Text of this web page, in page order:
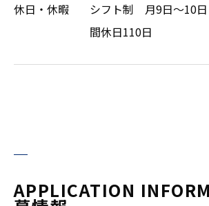
休日・休暇
シフト制 月9日～10
間休日110日
APPLICATION